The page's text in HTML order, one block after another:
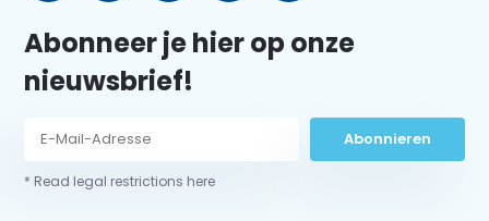
Abonneer je hier op onze
nieuwsbrief!
Abonnieren
* Read legal restrictions here